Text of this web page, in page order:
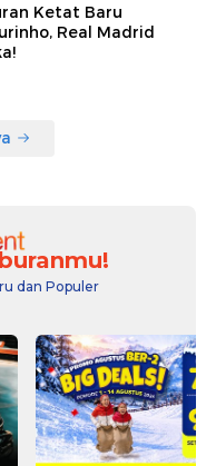
Ketat Baru
Real Madrid
dan Populer